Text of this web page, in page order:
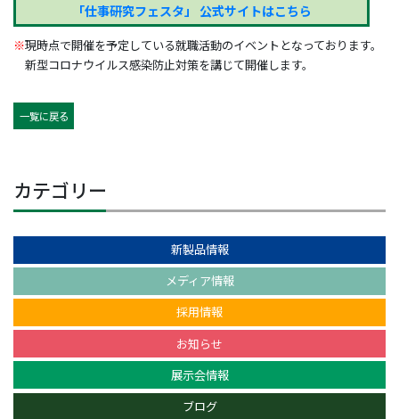
「仕事研究フェスタ」 公式サイトはこちら
※現時点で開催を予定している就職活動のイベントとなっております。
新型コロナウイルス感染防止対策を講じて開催します。
一覧に戻る
カテゴリー
新製品情報
メディア情報
採用情報
お知らせ
展示会情報
ブログ